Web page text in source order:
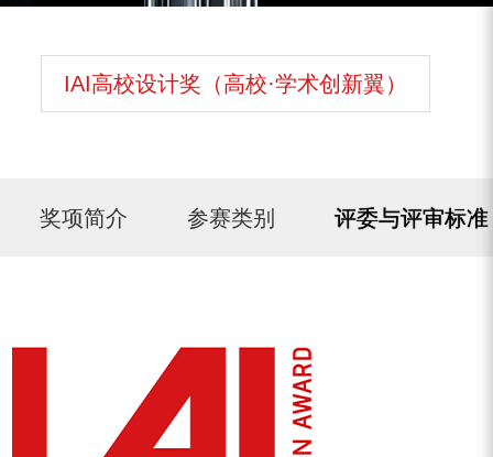
IAI高校设计奖（高校·学术创新翼）
奖项简介 参赛类别 评委与评审标准